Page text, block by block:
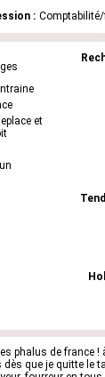
:
et
phalus de france !
que je quitte le